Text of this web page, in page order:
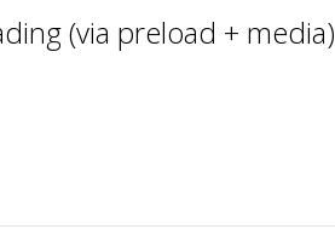
(via preload + media)